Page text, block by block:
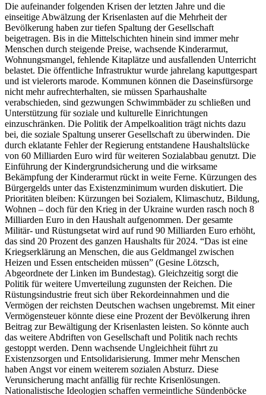
Die aufeinander folgenden Krisen der letzten Jahre und die
einseitige Abwälzung der Krisenlasten auf die Mehrheit der
Bevölkerung haben zur tiefen Spaltung der Gesellschaft
beigetragen. Bis in die Mittelschichten hinein sind immer mehr
Menschen durch steigende Preise, wachsende Kinderarmut,
Wohnungsmangel, fehlende Kitaplätze und ausfallenden Unterricht
belastet. Die öffentliche Infrastruktur wurde jahrelang kaputtgespart
und ist vielerorts marode. Kommunen können die Daseinsfürsorge
nicht mehr aufrechterhalten, sie müssen Sparhaushalte
verabschieden, sind gezwungen Schwimmbäder zu schließen und
Unterstützung für soziale und kulturelle Einrichtungen
einzuschränken. Die Politik der Ampelkoalition trägt nichts dazu
bei, die soziale Spaltung unserer Gesellschaft zu überwinden. Die
durch eklatante Fehler der Regierung entstandene Haushaltslücke
von 60 Milliarden Euro wird für weiteren Sozialabbau genutzt. Die
Einführung der Kindergrundsicherung und die wirksame
Bekämpfung der Kinderarmut rückt in weite Ferne. Kürzungen des
Bürgergelds unter das Existenzminimum wurden diskutiert. Die
Prioritäten bleiben: Kürzungen bei Sozialem, Klimaschutz, Bildung,
Wohnen – doch für den Krieg in der Ukraine wurden rasch noch 8
Milliarden Euro in den Haushalt aufgenommen. Der gesamte
Militär- und Rüstungsetat wird auf rund 90 Milliarden Euro erhöht,
das sind 20 Prozent des ganzen Haushalts für 2024. “Das ist eine
Kriegserklärung an Menschen, die aus Geldmangel zwischen
Heizen und Essen entscheiden müssen” (Gesine Lötzsch,
Abgeordnete der Linken im Bundestag). Gleichzeitig sorgt die
Politik für weitere Umverteilung zugunsten der Reichen. Die
Rüstungsindustrie freut sich über Rekordeinnahmen und die
Vermögen der reichsten Deutschen wachsen ungebremst. Mit einer
Vermögensteuer könnte diese eine Prozent der Bevölkerung ihren
Beitrag zur Bewältigung der Krisenlasten leisten. So könnte auch
das weitere Abdriften von Gesellschaft und Politik nach rechts
gestoppt werden. Denn wachsende Ungleichheit führt zu
Existenzsorgen und Entsolidarisierung. Immer mehr Menschen
haben Angst vor einem weiterem sozialen Absturz. Diese
Verunsicherung macht anfällig für rechte Krisenlösungen.
Nationalistische Ideologien schaffen vermeintliche Sündenböcke